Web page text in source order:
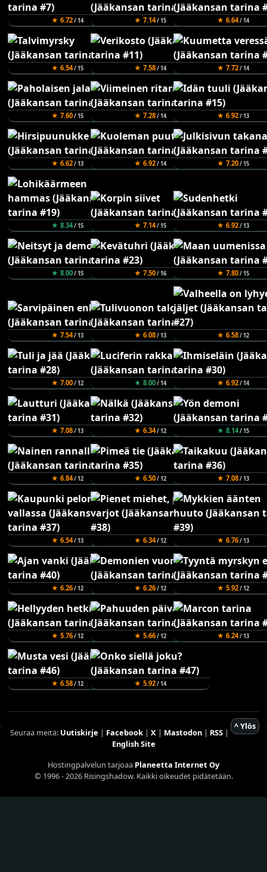
★ 6.72/ 14 ★ 7.14/ 15 ★ 6.64/ 14
★ 6.54/ 15 ★ 7.58/ 14 ★ 7.72/ 14
★ 7.60/ 15 ★ 7.28/ 14 ★ 6.92/ 13
★ 6.62/ 13 ★ 6.92/ 14 ★ 7.20/ 15
★ 8.34/ 15 ★ 7.14/ 15 ★ 6.92/ 13
★ 8.00/ 15 ★ 7.50/ 16 ★ 7.80/ 15
★ 7.54/ 13 ★ 6.08/ 13 ★ 6.58/ 12
★ 7.00/ 12 ★ 8.00/ 14 ★ 6.92/ 14
★ 7.08/ 13 ★ 6.34/ 12 ★ 8.14/ 15
★ 6.84/ 12 ★ 6.50/ 12 ★ 7.08/ 13
★ 6.54/ 13 ★ 6.34/ 12 ★ 6.76/ 13
★ 6.26/ 12 ★ 6.26/ 12 ★ 5.92/ 12
★ 5.76/ 12 ★ 5.66/ 12 ★ 6.24/ 13
★ 6.58/ 12 ★ 5.92/ 14
^ Ylös
Seuraa meitä: Uutiskirje | Facebook| X| Mastodon| RSS|
English Site
Hostingpalvelun tarjoaa Planeetta Internet Oy
© 1996 - 2026 Risingshadow. Kaikki oikeudet pidätetään.